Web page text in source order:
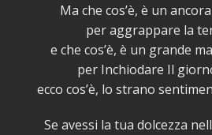
Ma che cos’è, è un
per aggrappare la
e che cos’è, è un grande
per Inchiodare Il
ecco cos’è, lo strano
Se avessi la tua dolcezza